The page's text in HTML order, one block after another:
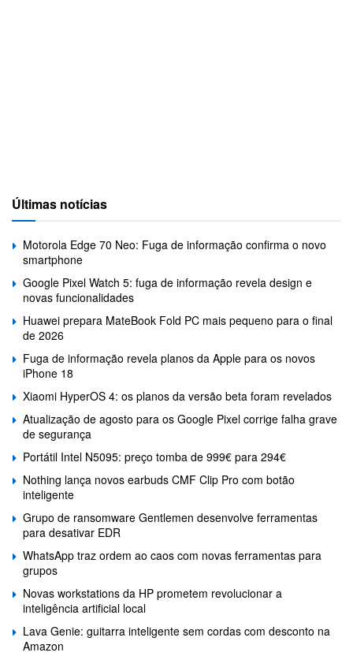
Últimas notícias
Motorola Edge 70 Neo: Fuga de informação confirma o novo
smartphone
Google Pixel Watch 5: fuga de informação revela design e
novas funcionalidades
Huawei prepara MateBook Fold PC mais pequeno para o final
de 2026
Fuga de informação revela planos da Apple para os novos
iPhone 18
Xiaomi HyperOS 4: os planos da versão beta foram revelados
Atualização de agosto para os Google Pixel corrige falha grave
de segurança
Portátil Intel N5095: preço tomba de 999€ para 294€
Nothing lança novos earbuds CMF Clip Pro com botão
inteligente
Grupo de ransomware Gentlemen desenvolve ferramentas
para desativar EDR
WhatsApp traz ordem ao caos com novas ferramentas para
grupos
Novas workstations da HP prometem revolucionar a
inteligência artificial local
Lava Genie: guitarra inteligente sem cordas com desconto na
Amazon